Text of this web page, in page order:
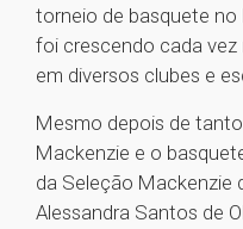
torneio de basquete no
foi crescendo cada vez
em diversos clubes e
Mesmo depois de
Mackenzie e o
da Seleção Mackenzie
Alessandra Santos de